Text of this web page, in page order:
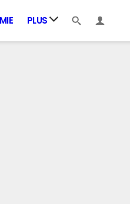
PLUS